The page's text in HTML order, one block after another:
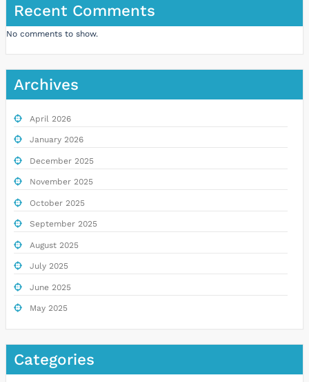
Recent Comments
No comments to show.
Archives
April 2026
January 2026
December 2025
November 2025
October 2025
September 2025
August 2025
July 2025
June 2025
May 2025
Categories